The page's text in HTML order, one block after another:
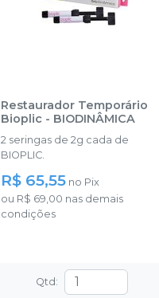
Restaurador Temporário
Bioplic- BIODINÂMICA
2 seringas de 2g cada de
BIOPLIC.
R$ 65,55 no Pix
ou R$ 69,00 nas demais
condições
Qtd :